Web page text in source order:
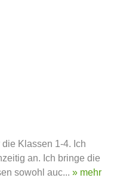
Klassen 1-4. Ich
an. Ich bringe die
sowohl auc... » mehr